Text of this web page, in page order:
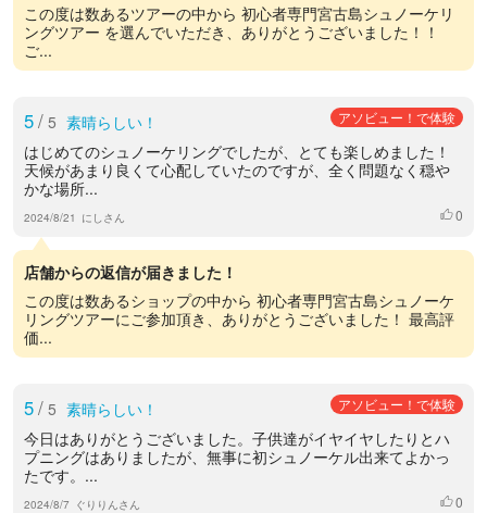
この度は数あるツアーの中から 初心者専門宮古島シュノーケリ
ングツアー を選んでいただき、ありがとうございました！！
ご...
5/ 5 素晴らしい！ アソビュー！で体験
はじめてのシュノーケリングでしたが、とても楽しめました！
天候があまり良くて心配していたのですが、全く問題なく穏や
かな場所...
2024/8/21 にしさん いいね
0
店舗からの返信が届きました！
この度は数あるショップの中から 初心者専門宮古島シュノーケ
リングツアーにご参加頂き、ありがとうございました！ 最高評
価...
5/ 5 素晴らしい！ アソビュー！で体験
今日はありがとうございました。子供達がイヤイヤしたりとハ
プニングはありましたが、無事に初シュノーケル出来てよかっ
たです。...
2024/8/7 ぐりりんさん いいね
0